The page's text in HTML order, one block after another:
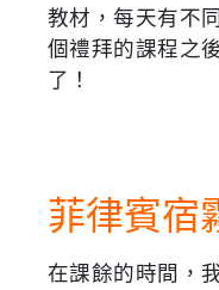
教材，每天有不
個禮拜的課程之
了！
菲律賓宿
在課餘的時間，